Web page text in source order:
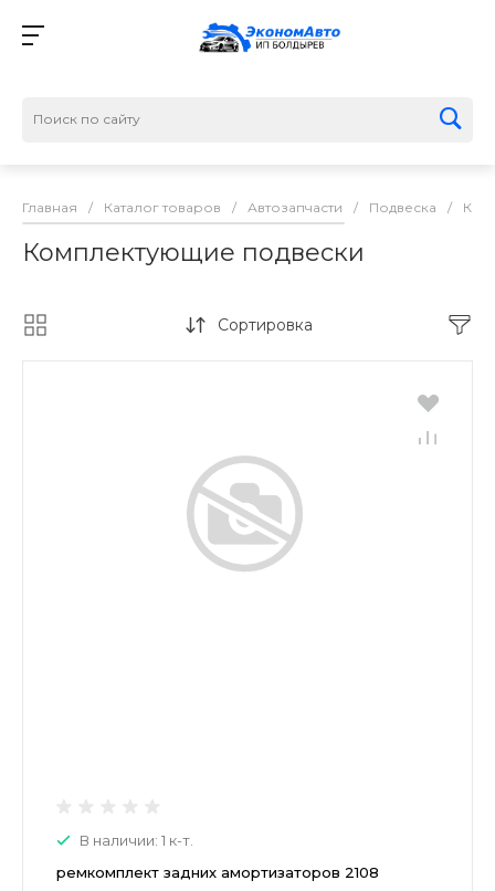
Главная / Каталог товаров / Автозапчасти / Подвеска /
Комплектующие подвески
Сортировка
В наличии: 1 к-т.
ремкомплект задних амортизаторов 2108